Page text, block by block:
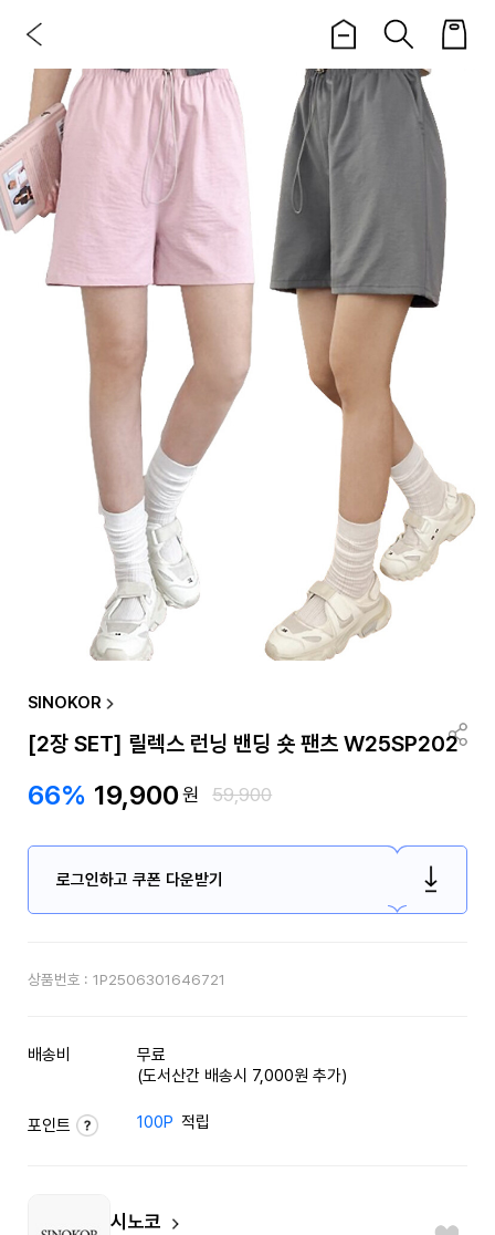
SINOKOR
[2장 SET] 릴렉스 런닝 밴딩 숏 팬츠 W25SP202
66% 19,900원 59,900
로그인하고 쿠폰 다운받기
상품번호 : 1P2506301646721
배송비
무료
(도서산간 배송시 7,000원 추가)
포인트 100P 적립
시노코